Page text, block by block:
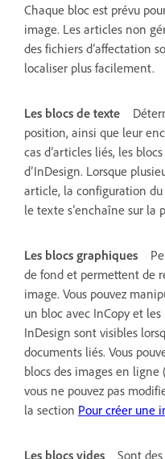
Chaque bloc est prévu
image. Les articles non
des fichiers d’affectation
localiser plus facilement.
Les blocs de texte
position, ainsi que leur
cas d’articles liés, les
d’InDesign. Lorsque
article, la configuration
le texte s’enchaîne sur la
Les blocs graphiques
de fond et permettent de
image. Vous pouvez
un bloc avec InCopy et
InDesign sont visibles
documents liés. Vous
blocs des images en
vous ne pouvez pas
la section Pour créer une
Les blocs vides Sont des